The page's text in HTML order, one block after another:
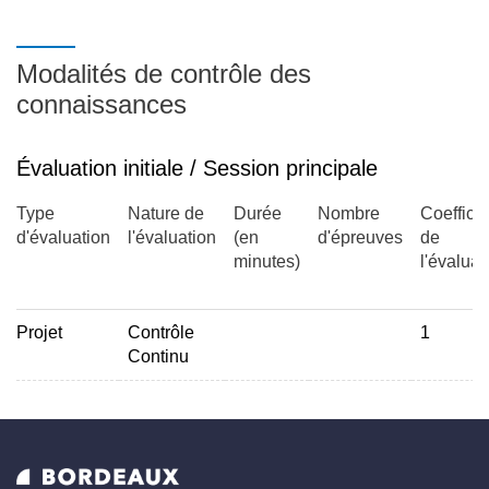
Modalités de contrôle des
connaissances
Évaluation initiale / Session principale
Type
d'évaluation
Nature de
l'évaluation
Durée
(en
minutes)
Nombre
d'épreuves
de
Projet
Contrôle
Continu
1